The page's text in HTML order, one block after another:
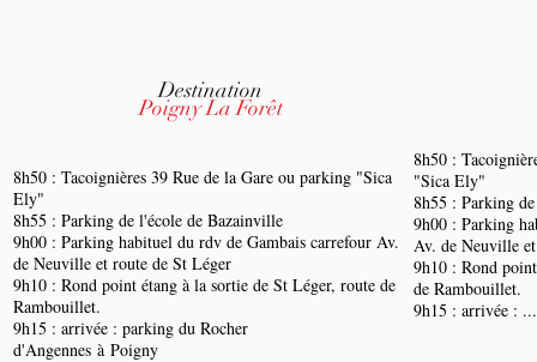
Destination
Poigny La Forêt
8h50 : Tacoignières 39 Rue de la Gare ou parking "Sica
Ely"
8h55 : Parking de l'école de Bazainville
9h00 : Parking habituel du rdv de Gambais carrefour Av.
de Neuville et route de St Léger
9h10 : Rond point étang à la sortie de St Léger, route de
Rambouillet.
9h15 : arrivée : parking du Rocher
d'Angennes à Poigny
8h50 :
"Sica Ely"
8h55 : Parking
9h00 : Parking
Av. de Neuville
9h10 : Rond
de Rambouillet.
9h15 : arrivée : ...